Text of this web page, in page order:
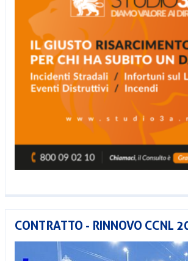
CONTRATTO - RINNOVO CCNL